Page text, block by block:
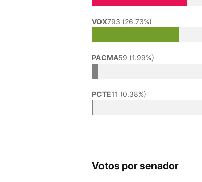
VOX793 (26.73%)
PACMA59 (1.99%)
PCTE11 (0.38%)
Votos por senador